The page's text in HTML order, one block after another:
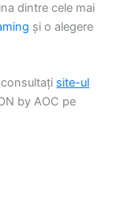
dintre cele mai
și o alegere
site-ul
by AOC pe